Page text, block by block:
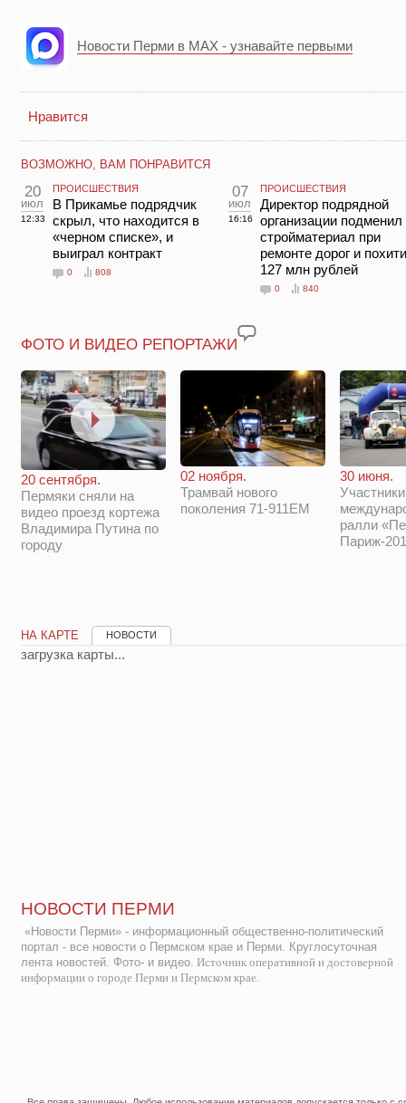
Новости Перми в MAX - узнавайте первыми
Нравится
ВОЗМОЖНО, ВАМ ПОНРАВИТСЯ
20
июл
12:33
ПРОИСШЕСТВИЯ
В Прикамье подрядчик
скрыл, что находится в
«черном списке», и
выиграл контракт
0 808
07
июл
16:16
ПРОИСШЕСТВИЯ
Директор подрядной
организации подменил
стройматериал при
ремонте дорог и
127 млн рублей
0 840
ФОТО И ВИДЕО РЕПОРТАЖИ
20 сентября.
Пермяки сняли на
видео проезд кортежа
Владимира Путина по
городу
02 ноября.
Трамвай нового
поколения 71-911ЕМ
30 июня.
Участники
ралли
Париж-
НА КАРТЕ НОВОСТИ
загрузка карты...
НОВОСТИ ПЕРМИ
«Новости Перми» - информационный общественно-политический
портал - все новости о Пермском крае и Перми. Круглосуточная
лента новостей. Фото- и видео. Источник оперативной и достоверной
информации о городе Перми и Пермском крае.